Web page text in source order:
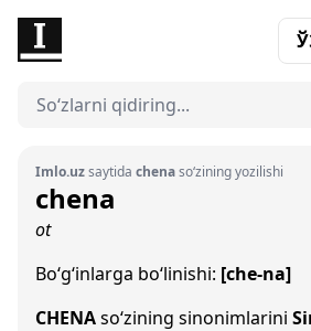
Imlo.uzsaytida chenaso‘zining yozilishi
chena
ot
Bo‘g‘inlarga bo‘linishi: [che-na]
CHENAso‘zining sinonimlarini